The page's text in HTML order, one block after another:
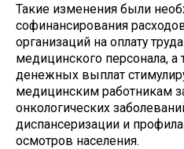
Такие изменения были
софинансирования
организаций на оплату
медицинского персонала,
денежных выплат
медицинским работникам
онкологических
диспансеризации и
осмотров населения.